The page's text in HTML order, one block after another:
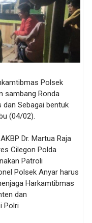
Polsek
sambang Ronda
Sebagai bentuk
(04/02).
Dr. Martua Raja
Cilegon Polda
Patroli
Polsek Anyar harus
Harkamtibmas
dan
Polri